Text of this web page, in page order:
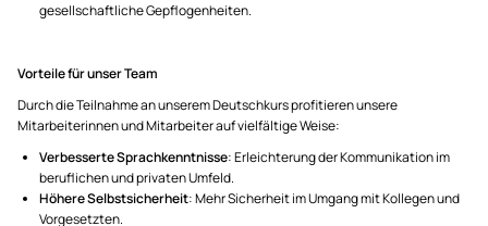
gesellschaftliche Gepflogenheiten.
Vorteile für unser Team
Durch die Teilnahme an unserem Deutschkurs profitieren unsere
Mitarbeiterinnen und Mitarbeiter auf vielfältige Weise:
Verbesserte Sprachkenntnisse: Erleichterung der Kommunikation im
beruflichen und privaten Umfeld.
Höhere Selbstsicherheit: Mehr Sicherheit im Umgang mit Kollegen und
Vorgesetzten.